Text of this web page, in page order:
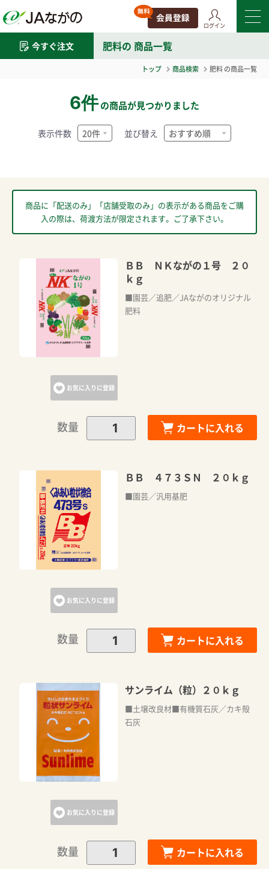
ログイン
今すぐ注文 肥料の 商品一覧
トップ 商品検索 肥料の商品一覧
6件の商品が見つかりました
表示件数 並び替え
商品に「配送のみ」「店舗受取のみ」の表示がある商品をご購
入の際は、荷渡方法が限定されます。ご了承下さい。
お気に入りに登録
ＢＢ ＮＫながの１号 ２０
ｋｇ
■園芸／追肥／JAながのオリジナル
肥料
数量 カートに入れる
お気に入りに登録
ＢＢ ４７３ＳＮ ２０ｋｇ
■園芸／汎用基肥
数量 カートに入れる
お気に入りに登録
サンライム（粒）２０ｋｇ
■土壌改良材■有機質石灰／カキ殻
石灰
数量 カートに入れる